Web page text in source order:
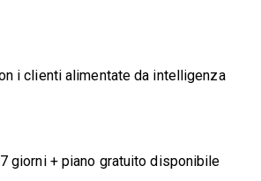
i clienti alimentate da intelligenza
giorni + piano gratuito disponibile